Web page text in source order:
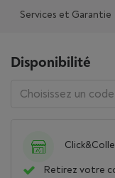
Services et Garantie
Disponibilité
Retirez votre